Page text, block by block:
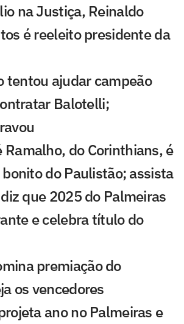
na Justiça, Reinaldo
é reeleito presidente da
tentou ajudar campeão
Balotelli;
Ramalho, do Corinthians, é
do Paulistão; assista
que 2025 do Palmeiras
e celebra título do
premiação do
os vencedores
ano no Palmeiras e